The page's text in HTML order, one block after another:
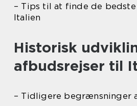
– Tips til at finde de
Italien
Historisk
afbudsrejser til
– Tidligere begrænsninger